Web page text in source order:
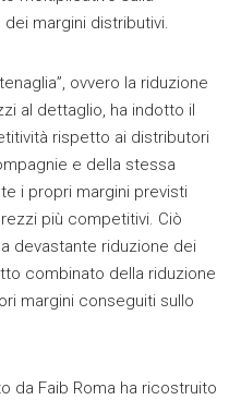
margini distributivi.
ovvero la riduzione
al dettaglio, ha indotto il
rispetto ai distributori
e della stessa
i propri margini previsti
più competitivi. Ciò
devastante riduzione dei
combinato della riduzione
margini conseguiti sullo
da Faib Roma ha ricostruito